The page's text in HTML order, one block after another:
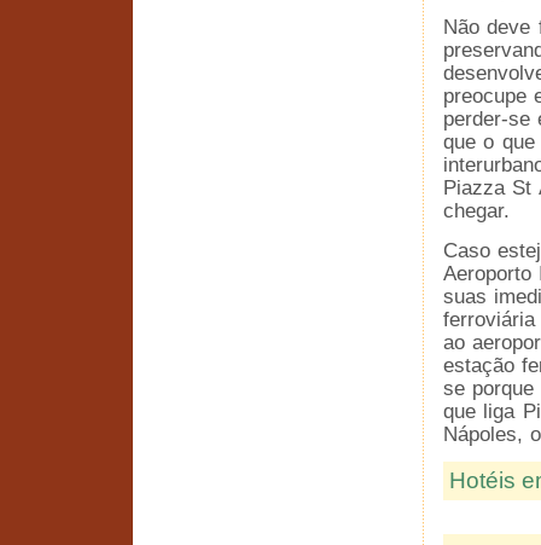
Não deve
preocupe
perder-se
que o
Piazza St
chegar.
Caso
Aeroporto
suas
ao
estação
se
que liga
Nápoles,
Hotéis